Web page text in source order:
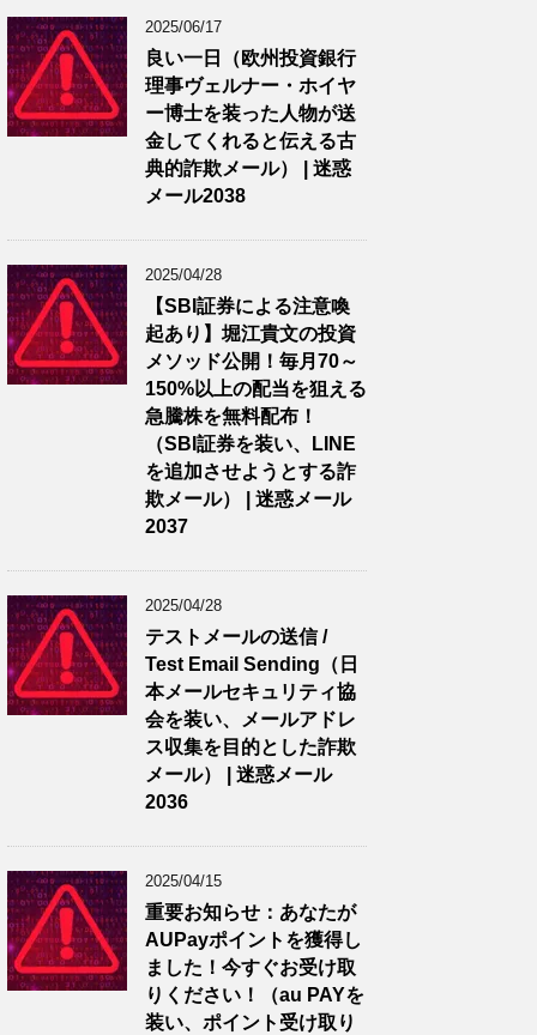
2025/06/17
良い一日（欧州投資銀行
理事ヴェルナー・ホイヤ
ー博士を装った人物が送
金してくれると伝える古
典的詐欺メール） | 迷惑
メール2038
2025/04/28
【SBI証券による注意喚
起あり】堀江貴文の投資
メソッド公開！毎月70～
150%以上の配当を狙える
急騰株を無料配布！
（SBI証券を装い、LINE
を追加させようとする詐
欺メール） | 迷惑メール
2037
2025/04/28
テストメールの送信 /
Test Email Sending（日
本メールセキュリティ協
会を装い、メールアドレ
ス収集を目的とした詐欺
メール） | 迷惑メール
2036
2025/04/15
重要お知らせ：あなたが
AUPayポイントを獲得し
ました！今すぐお受け取
りください！（au PAYを
装い、ポイント受け取り